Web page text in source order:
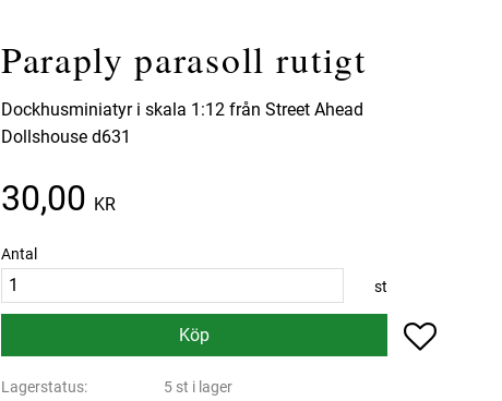
Paraply parasoll rutigt
Dockhusminiatyr i skala 1:12 från Street Ahead
Dollshouse d631
30,00 KR
Antal
st
Köp Lägg till
Lagerstatus 5 st i lager